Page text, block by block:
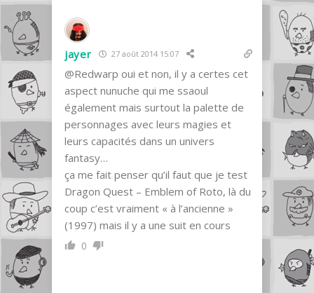
jayer 27 août 2014 15:07
@Redwarp oui et non, il y a certes cet
aspect nunuche qui me ssaoul
également mais surtout la palette de
personnages avec leurs magies et
leurs capacités dans un univers
fantasy…
ça me fait penser qu’il faut que je test
Dragon Quest – Emblem of Roto, là du
coup c’est vraiment « à l’ancienne »
(1997) mais il y a une suit en cours
0